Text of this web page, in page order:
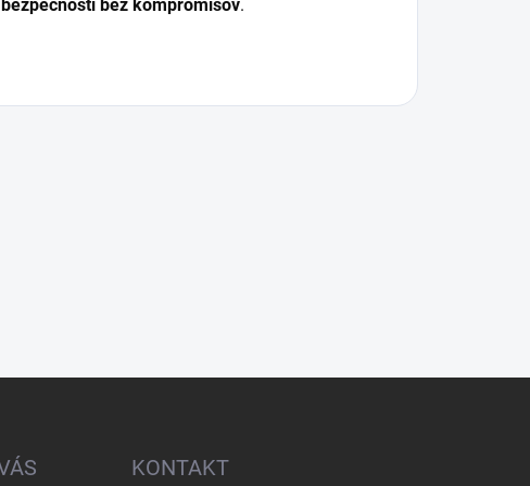
bez kompromisov.
KONTAKT